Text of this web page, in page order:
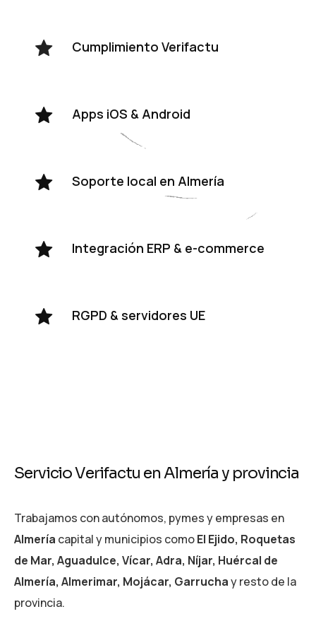
Cumplimiento Verifactu
Apps iOS & Android
Soporte local en Almería
Integración ERP & e-commerce
RGPD & servidores UE
ServicioVerifactu enAlmeríay provincia
Trabajamos con autónomos, pymes y empresas en
Almería capital y municipios comoEl Ejido, Roquetas
de Mar, Aguadulce, Vícar, Adra, Níjar, Huércal de
Almería, Almerimar, Mojácar, Garruchay resto de la
provincia.